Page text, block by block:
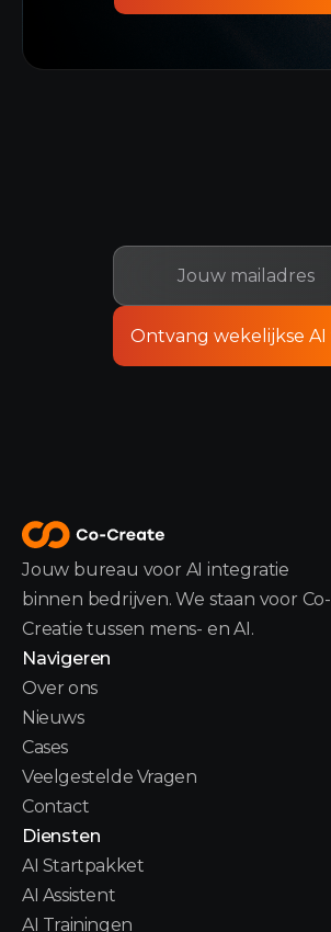
Jouw bureau voor AI integratie
binnen bedrijven. We staan voor Co-
Creatie tussen mens- en AI.
Navigeren
Over ons
Nieuws
Cases
Veelgestelde Vragen
Contact
Diensten
AI Startpakket
AI Assistent
AI Trainingen